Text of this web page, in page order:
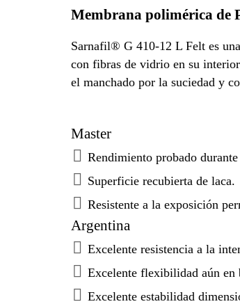
Membrana polimérica de
Sarnafil® G 410-12 L Felt es
con fibras de vidrio en su
el manchado por la suciedad y
Master
Rendimiento probado durante
Superficie recubierta de laca.
Resistente a la exposición
Argentina
Excelente resistencia a la
Excelente flexibilidad aún en
Excelente estabilidad